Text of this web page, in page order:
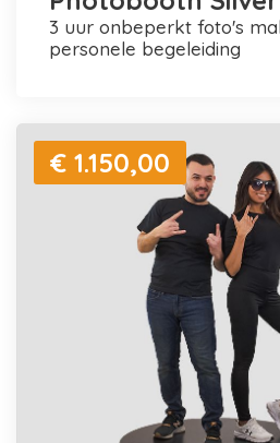
3 uur onbeperkt foto's maken en printen +
personele begeleiding
€ 1.150,00